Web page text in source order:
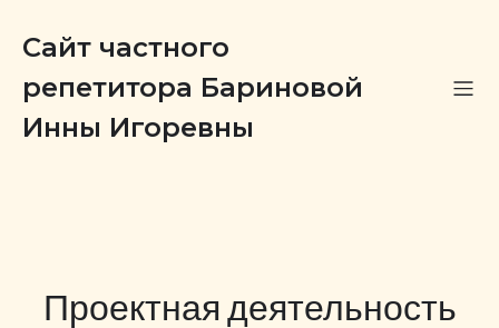
Сайт частного
репетитора Бариновой
Инны Игоревны
Проектная деятельность